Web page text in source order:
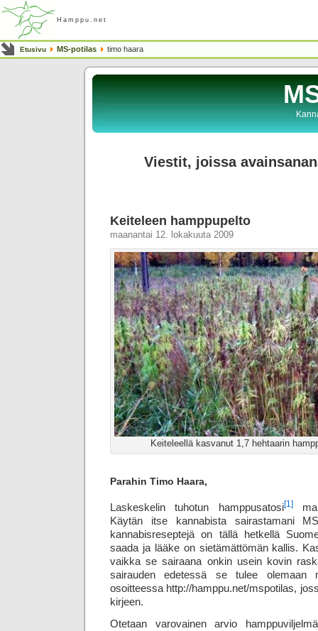
Hamppu.net
Etusivu MS-potilas timo haara
Viestit, joissa
Keiteleen hamppupelto
maanantai 12. lokakuuta 2009
Keiteleellä kasvanut 1,7 hehtaarin
Parahin Timo Haara,
Laskeskelin tuhotun hamppusatosi[1]
Käytän itse kannabista sairastamani
kannabis­reseptejä on tällä hetkellä
saada ja lääke on sietämättömän kallis.
vaikka se sairaana onkin usein kovin
sairauden edetessä se tulee olemaan
osoitteessa http://hamppu.net/mspotilas,
kirjeen.
Otetaan varovainen arvio